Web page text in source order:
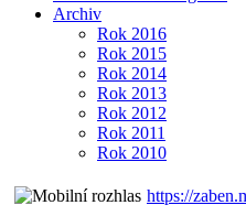
Archiv
Rok 2016
Rok 2015
Rok 2014
Rok 2013
Rok 2012
Rok 2011
Rok 2010
https://